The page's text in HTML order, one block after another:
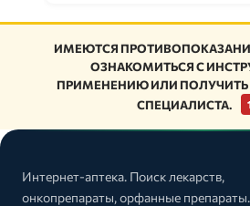
ИМЕЮТСЯ
ОЗНАКОМИТЬСЯ С
ПРИМЕНЕНИЮ ИЛИ
СПЕЦИАЛИСТА.
Интернет-аптека. Поиск лекарств,
онкопрепараты, орфанные препараты.